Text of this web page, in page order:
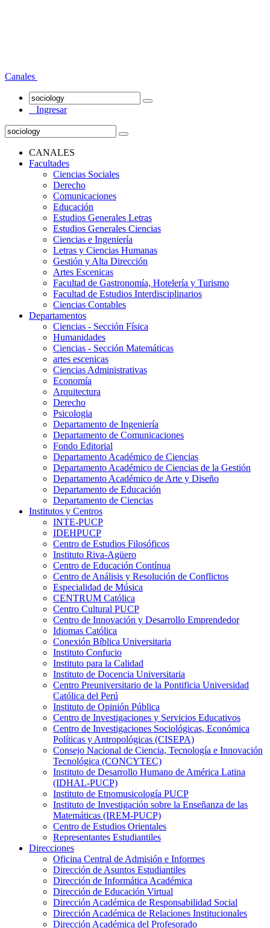
Canales
Ingresar
CANALES
Facultades
Ciencias Sociales
Derecho
Comunicaciones
Educación
Estudios Generales Letras
Estudios Generales Ciencias
Ciencias e Ingeniería
Letras y Ciencias Humanas
Gestión y Alta Dirección
Artes Escenicas
Facultad de Gastronomía, Hotelería y Turismo
Facultad de Estudios Interdisciplinarios
Ciencias Contables
Departamentos
Ciencias - Sección Física
Humanidades
Ciencias - Sección Matemáticas
artes escenicas
Ciencias Administrativas
Economía
Arquitectura
Derecho
Psicologia
Departamento de Ingeniería
Departamento de Comunicaciones
Fondo Editorial
Departamento Académico de Ciencias
Departamento Académico de Ciencias de la Gestión
Departamento Académico de Arte y Diseño
Departamento de Educación
Departamento de Ciencias
Institutos y Centros
INTE-PUCP
IDEHPUCP
Centro de Estudios Filosóficos
Instituto Riva-Agüero
Centro de Educación Contínua
Centro de Análisis y Resolución de Conflictos
Especialidad de Música
CENTRUM Católica
Centro Cultural PUCP
Centro de Innovación y Desarrollo Emprendedor
Idiomas Católica
Conexión Bíblica Universitaria
Instituto Confucio
Instituto para la Calidad
Instituto de Docencia Universitaria
Centro Preuniversitario de la Pontificia Universidad
Católica del Perú
Instituto de Opinión Pública
Centro de Investigaciones y Servicios Educativos
Centro de Investigaciones Sociológicas, Económica
Políticas y Antropológicas (CISEPA)
Consejo Nacional de Ciencia, Tecnología e Innovación
Tecnológica (CONCYTEC)
Instituto de Desarrollo Humano de América Latina
(IDHAL-PUCP)
Instituto de Etnomusicología PUCP
Instituto de Investigación sobre la Enseñanza de las
Matemáticas (IREM-PUCP)
Centro de Estudios Orientales
Representantes Estudiantiles
Direcciones
Oficina Central de Admisión e Informes
Dirección de Asuntos Estudiantiles
Dirección de Informática Académica
Dirección de Educación Virtual
Dirección Académica de Responsabilidad Social
Dirección Académica de Relaciones Institucionales
Dirección Académica del Profesorado